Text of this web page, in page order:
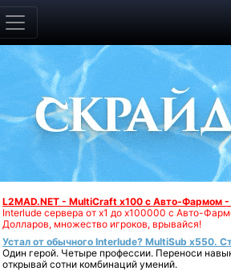
L2MAD.NET - MultiCraft x100 с Авто-Фармом
Interlude сервера от х1 до х100000 с Авто-
Долларов, множество игроков, врывайся!
Устал от обычного Interlude? MultiSub x550.
Один герой. Четыре профессии. Переноси
открывай сотни комбинаций умений.